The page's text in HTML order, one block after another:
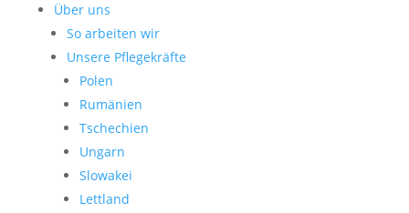
Über uns
So arbeiten wir
Unsere Pflegekräfte
Polen
Rumänien
Tschechien
Ungarn
Slowakei
Lettland